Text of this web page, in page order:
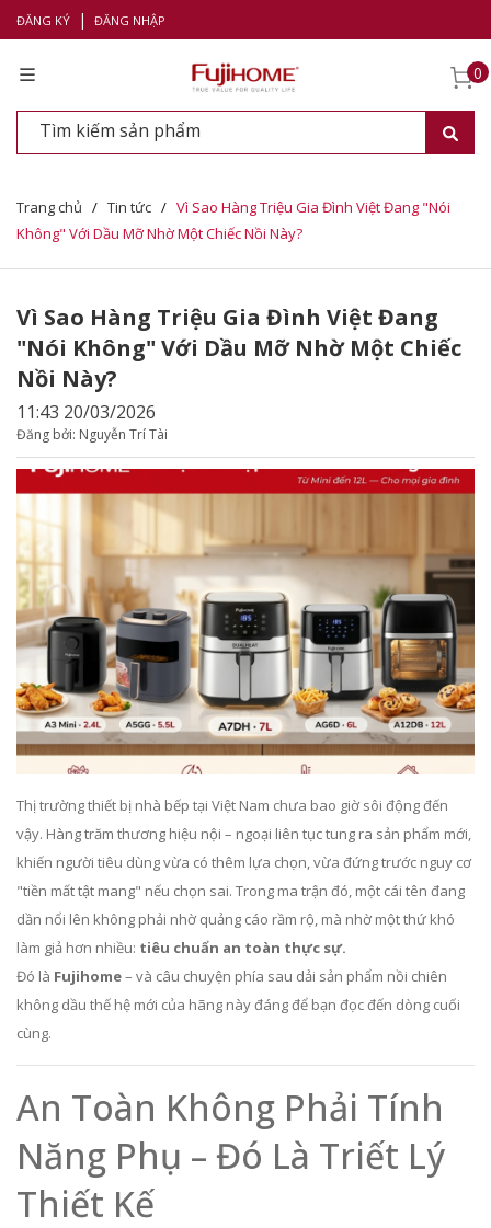
ĐĂNG KÝ | ĐĂNG NHẬP
0
Trang chủ / Tin tức / Vì Sao Hàng Triệu Gia Đình Việt Đang "Nói
Không" Với Dầu Mỡ Nhờ Một Chiếc Nồi Này?
Vì Sao Hàng Triệu Gia Đình Việt Đang
"Nói Không" Với Dầu Mỡ Nhờ Một Chiếc
Nồi Này?
11:43 20/03/2026
Đăng bởi: Nguyễn Trí Tài
Thị trường thiết bị nhà bếp tại Việt Nam chưa bao giờ sôi động đến
vậy. Hàng trăm thương hiệu nội – ngoại liên tục tung ra sản phẩm mới,
khiến người tiêu dùng vừa có thêm lựa chọn, vừa đứng trước nguy cơ
"tiền mất tật mang" nếu chọn sai. Trong ma trận đó, một cái tên đang
dần nổi lên không phải nhờ quảng cáo rầm rộ, mà nhờ một thứ khó
làm giả hơn nhiều: tiêu chuẩn an toàn thực sự.
Đó là Fujihome– và câu chuyện phía sau dải sản phẩm nồi chiên
không dầu thế hệ mới của hãng này đáng để bạn đọc đến dòng cuối
cùng.
An Toàn Không Phải Tính
Năng Phụ – Đó Là Triết Lý
Thiết Kế